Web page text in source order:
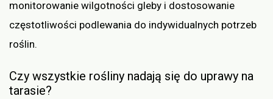
monitorowanie wilgotności gleby i dostosowanie
częstotliwości podlewania do indywidualnych potrzeb
roślin.
Czy wszystkie rośliny nadają się do uprawy na
tarasie?